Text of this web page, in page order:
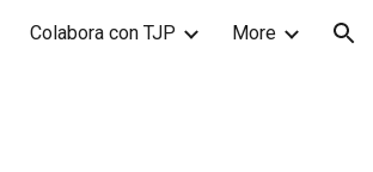
Colabora con TJP More